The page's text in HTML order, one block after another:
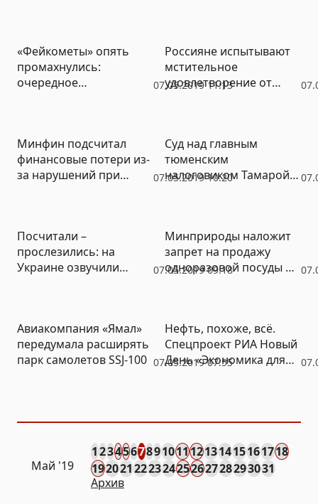
07.05.2019 11:13
«Фейкометы» опять
промахнулись:
очередное
пустышкой
Россияне испытывают
мстительное
удовлетворение от
в борьбу с коррупцией
07.05.2019 10:20
Минфин подсчитал
финансовые потери из-
за нарушений при
Суд над главным
тюменским
налоговиком Тамарой
07.05.2019 09:18
Посчитали –
прослезились: на
Украине озвучили
Минприроды наложит
запрет на продажу
одноразовой посуды из
07.05.2019 07:55
Авиакомпания «Ямал»
передумала расширять
парк cамолетов SSJ-100
Нефть, похоже, всё.
Спецпроект РИА Новый
День «Экономика для
Май '19
123456789101112131415161718
19202122232425262728293031
Архив